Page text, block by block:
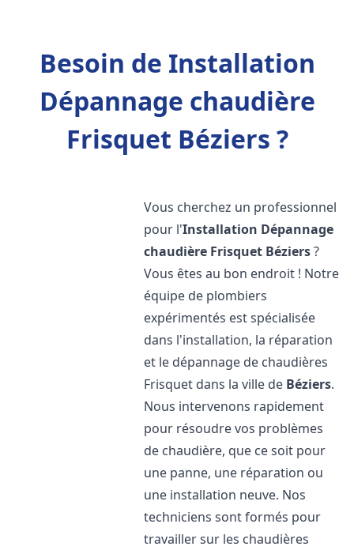
Besoin de Installation
Dépannage chaudière
Frisquet Béziers ?
Vous cherchez un professionnel
pour l'Installation Dépannage
chaudière Frisquet Béziers?
Vous êtes au bon endroit ! Notre
équipe de plombiers
expérimentés est spécialisée
dans l'installation, la réparation
et le dépannage de chaudières
Frisquet dans la ville de Béziers.
Nous intervenons rapidement
pour résoudre vos problèmes
de chaudière, que ce soit pour
une panne, une réparation ou
une installation neuve. Nos
techniciens sont formés pour
travailler sur les chaudières